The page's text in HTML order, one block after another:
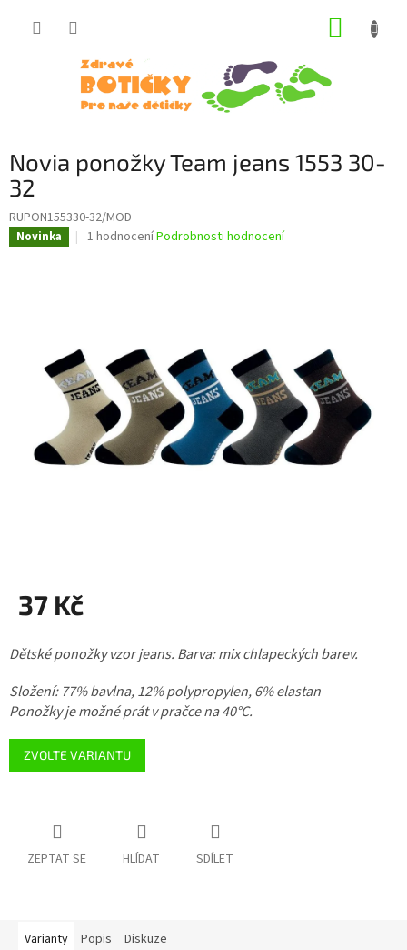
Novia ponožky Team jeans 1553 30-
32
RUPON155330-32/MOD
Novinka
Průměrné
hvězdiček.
1 hodnoceníPodrobnosti hodnocení
37 Kč
cena:
ZVOLTE VARIANTU
Dětské ponožky vzor jeans. Barva: mix chlapeckých barev.
Složení: 77% bavlna, 12% polypropylen, 6% elastan
Ponožky je možné prát v pračce na 40°C.
ZEPTAT SE HLÍDAT SDÍLET
Varianty Popis Diskuze